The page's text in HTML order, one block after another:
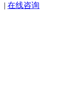
| 在线咨询